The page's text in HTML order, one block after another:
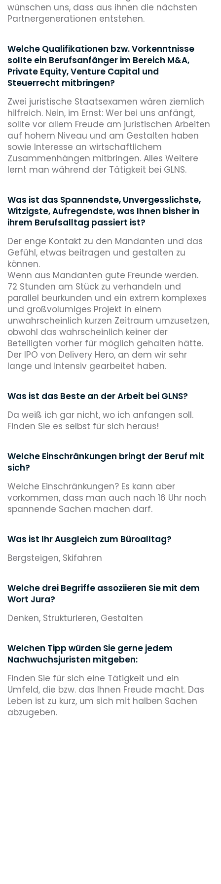
wünschen uns, dass aus ihnen die nächsten
Partnergenerationen entstehen.
Welche Qualifikationen bzw. Vorkenntnisse
sollte ein Berufsanfänger im Bereich M&A,
Private Equity, Venture Capital und
Steuerrecht mitbringen?
Zwei juristische Staatsexamen wären ziemlich
hilfreich. Nein, im Ernst: Wer bei uns anfängt,
sollte vor allem Freude am juristischen Arbeiten
auf hohem Niveau und am Gestalten haben
sowie Interesse an wirtschaftlichem
Zusammenhängen mitbringen. Alles Weitere
lernt man während der Tätigkeit bei GLNS.
Was ist das Spannendste, Unvergesslichste,
Witzigste, Aufregendste, was Ihnen bisher in
ihrem Berufsalltag passiert ist?
Der enge Kontakt zu den Mandanten und das
Gefühl, etwas beitragen und gestalten zu
können.
Wenn aus Mandanten gute Freunde werden.
72 Stunden am Stück zu verhandeln und
parallel beurkunden und ein extrem komplexes
und großvolumiges Projekt in einem
unwahrscheinlich kurzen Zeitraum umzusetzen,
obwohl das wahrscheinlich keiner der
Beteiligten vorher für möglich gehalten hätte.
Der IPO von Delivery Hero, an dem wir sehr
lange und intensiv gearbeitet haben.
Was ist das Beste an der Arbeit bei GLNS?
Da weiß ich gar nicht, wo ich anfangen soll.
Finden Sie es selbst für sich heraus!
Welche Einschränkungen bringt der Beruf mit
sich?
Welche Einschränkungen? Es kann aber
vorkommen, dass man auch nach 16 Uhr noch
spannende Sachen machen darf.
Was ist Ihr Ausgleich zum Büroalltag?
Bergsteigen, Skifahren
Welche drei Begriffe assoziieren Sie mit dem
Wort Jura?
Denken, Strukturieren, Gestalten
Welchen Tipp würden Sie gerne jedem
Nachwuchsjuristen mitgeben:
Finden Sie für sich eine Tätigkeit und ein
Umfeld, die bzw. das Ihnen Freude macht. Das
Leben ist zu kurz, um sich mit halben Sachen
abzugeben.